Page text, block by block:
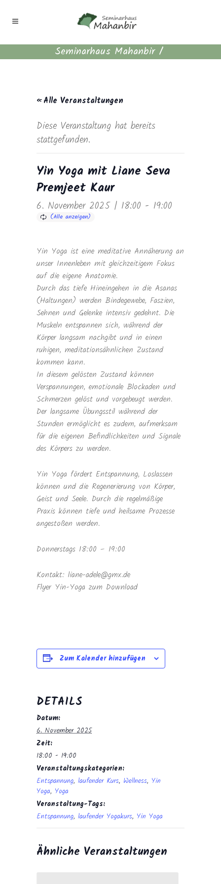
Seminarhaus Mahanbir/
« Alle Veranstaltungen
Diese Veranstaltung hat bereits
stattgefunden.
Yin Yoga mit Liane Seva
Premjeet Kaur
6. November 2025 | 18:00 - 19:00
Yin Yoga ist eine meditative Annäherung an
unser Innenleben mit gleichzeitigem Fokus
auf die eigene Anatomie.
Durch das tiefe Hineingehen in die Asanas
(Haltungen) werden Bindegewebe, Faszien,
Sehnen und Gelenke intensiv gedehnt. Die
Muskeln entspannen sich, während der
Körper langsam nachgibt und in einen
ruhigen, meditationsähnlichen Zustand
kommen kann.
In diesem gelösten Zustand können
Verspannungen, emotionale Blockaden und
Schmerzen gelöst und vorgebeugt werden.
Der langsame Übungsstil während der
Stunden ermöglicht es zudem, aufmerksam
für die eigenen Befindlichkeiten und Signale
des Körpers zu werden.
Yin Yoga fördert Entspannung, Loslassen
können und die Regenerierung von Körper,
Geist und Seele. Durch die regelmäßige
Praxis können tiefe und heilsame Prozesse
angestoßen werden.
Donnerstags 18:00 – 19:00
Kontakt: liane-adele@gmx.de
Flyer Yin-Yoga zum Download
Zum Kalender hinzufügen
DETAILS
Datum:
6. November 2025
Zeit:
18:00 - 19:00
Veranstaltungskategorien:
Entspannung, laufender Kurs, Wellness, Yin
Yoga, Yoga
Veranstaltung-Tags:
Entspannung, laufender Yogakurs, Yin Yoga
Ähnliche Veranstaltungen